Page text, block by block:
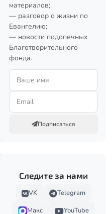
материалов;
— разговор о жизни по
Евангелию;
— новости подопечных
Благотворительного
фонда.
Подписаться
Следите за нами
VK
Telegram
Макс
YouTube